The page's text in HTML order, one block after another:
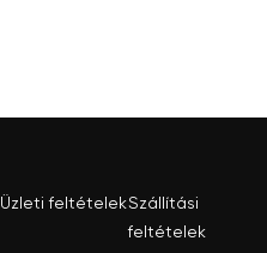
Üzleti feltételekSzállítási
feltételek